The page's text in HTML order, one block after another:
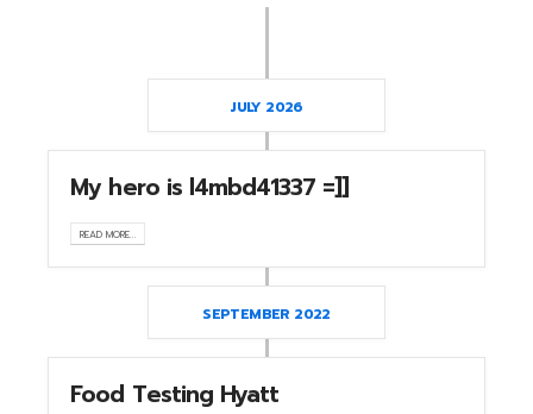
JULY 2026
My hero is l4mbd41337 =]]
READ MORE...
SEPTEMBER 2022
Food Testing Hyatt